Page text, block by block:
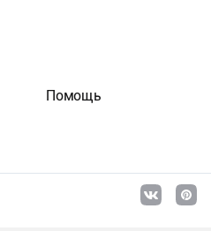
Помощь